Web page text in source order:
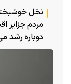
نخل
مردم جزایر
دوباره رشد